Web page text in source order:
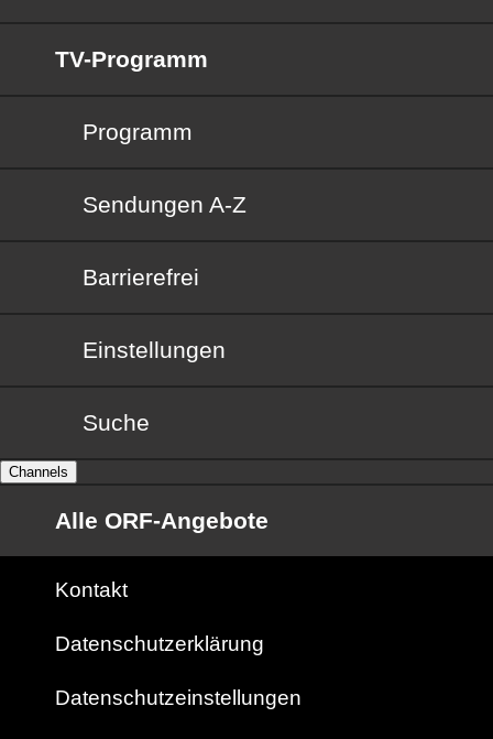
TV-Programm
Programm
Sendungen von A bis Z
Sendungen A-Z
Barrierefrei
Barrierefrei
Einstellungen
Suche
Channels
Alle ORF-Angebote
Kontakt
Datenschutzerklärung
Datenschutzeinstellungen